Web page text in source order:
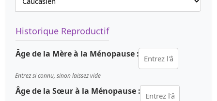
Historique Reproductif
Âge de la Mère à la Ménopause :
Entrez si connu, sinon laissez vide
Âge de la Sœur à la Ménopause :